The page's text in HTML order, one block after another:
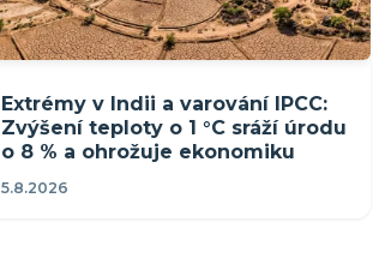
Extrémy v Indii a varování IPCC:
Zvýšení teploty o 1 °C sráží úrodu
o 8 % a ohrožuje ekonomiku
5.8.2026